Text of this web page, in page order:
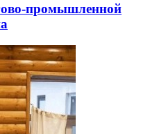
промышленной